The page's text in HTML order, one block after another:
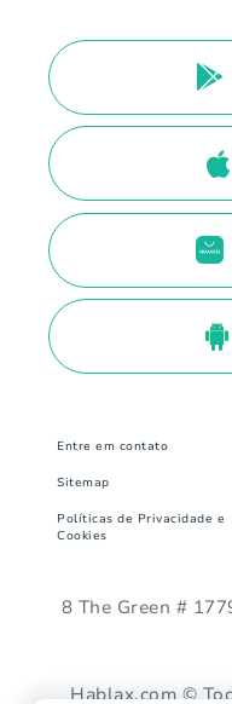
Entre em contato
Sitemap
Políticas de Privacidade e
Cookies
8 The Green #
Hablax.com ©